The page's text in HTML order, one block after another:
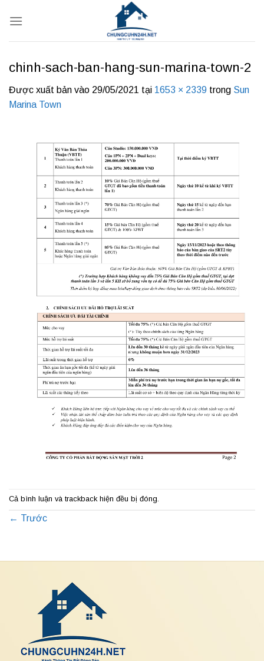
qua
chinh-sach-ban-hang-sun-marina-town-2
Được xuất bản vào 29/05/2021 tại 1653 × 2339 trong Sun
Marina Town
Cả bình luận và trackback hiện đều bị đóng.
← Trước